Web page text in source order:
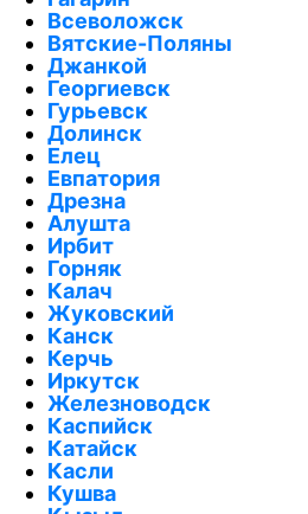
Всеволожск
Вятские-Поляны
Джанкой
Георгиевск
Гурьевск
Долинск
Елец
Евпатория
Дрезна
Алушта
Ирбит
Горняк
Калач
Жуковский
Канск
Керчь
Иркутск
Железноводск
Каспийск
Катайск
Касли
Кушва